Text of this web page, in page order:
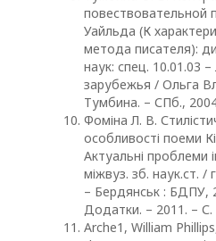
повествовательной
Уайльда (К
метода писателя):
наук: спец. 10.01.03
зарубежья / Ольга
Тумбина. – СПб.,
Фоміна Л. В.
особливості поеми
Актуальні проблеми
міжвуз. зб. наук.ст. /
– Бердянськ : БДПУ,
Додатки. – 2011. – С.
Arche1, William